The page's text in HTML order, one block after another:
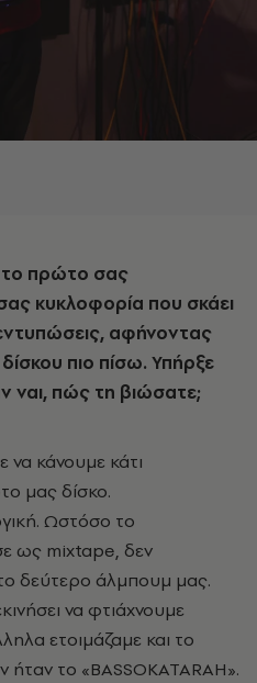
κυκλοφορία που σκάει
αφήνοντας
πιο πίσω. Υπήρξε
ναι, πώς τη βιώσατε;
κάνουμε κάτι
μας δίσκο.
Ωστόσο το
ως mixtape, δεν
δεύτερο άλμπουμ μας.
να φτιάχνουμε
ετοιμάζαμε και το
το «BASSOKATARAH».